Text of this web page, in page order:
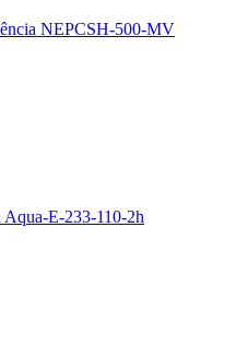
NEPCSH-500-MV
E-233-110-2h